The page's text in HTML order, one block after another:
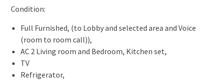
Condition:
Full Furnished, (to Lobby and selected area and Voice
(room to room call)),
AC 2 Living room and Bedroom, Kitchen set,
TV
Refrigerator,